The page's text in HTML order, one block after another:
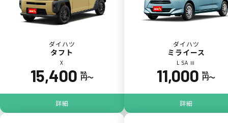
ポイントが貯まる
カーリース料金をカードで支払えるので、ポ
イントが貯まります。
ダイハツ
タフト
X
15,400 税込
円〜
詳細
ダイハツ
ミライース
L SA Ⅲ
11,000 税込
円〜
詳細